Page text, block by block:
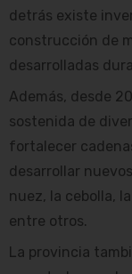
detrás existe
construcción de
desarrolladas
Además, desde
sostenida de
fortalecer
desarrollar
nuez, la cebolla,
entre otros.
La provincia